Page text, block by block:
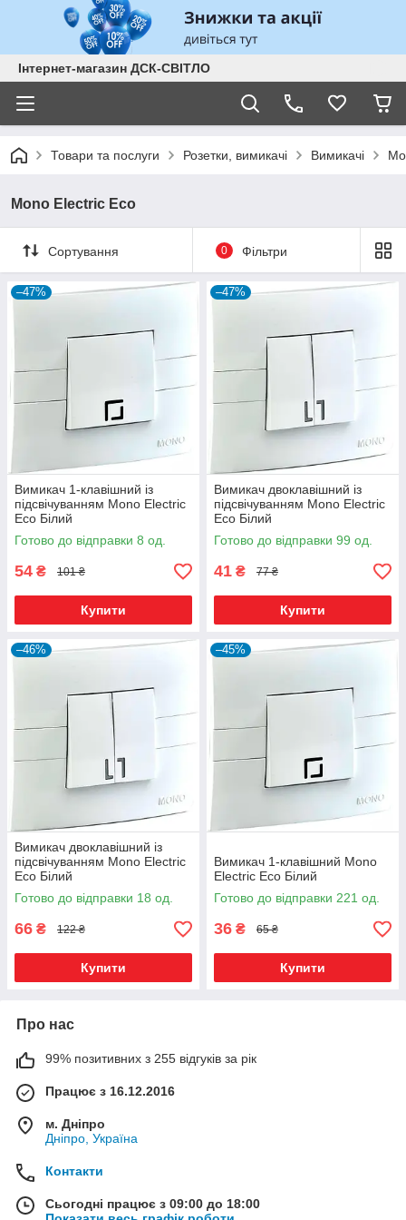
Інтернет-магазин ДСК-СВІТЛО
Товари та послуги Розетки, вимикачі Вимикачі
Mono Electric Eco
Сортування 0 Фільтри
–47%
Вимикач 1-клавішний із
підсвічуванням Mono Electric
Eco Білий
Готово до відправки 8 од.
54 ₴ 101 ₴
Купити
–47%
Вимикач двоклавішний із
підсвічуванням Mono Electric
Eco Білий
Готово до відправки 99 од.
41 ₴ 77 ₴
Купити
–46%
Вимикач двоклавішний із
підсвічуванням Mono Electric
Eco Білий
Готово до відправки 18 од.
66 ₴ 122 ₴
Купити
–45%
Вимикач 1-клавішний Mono
Electric Eco Білий
Готово до відправки 221 од.
36 ₴ 65 ₴
Купити
Про нас
99% позитивних з 255 відгуків за рік
Працює з 16.12.2016
м. Дніпро
Дніпро, Україна
Контакти
Сьогодні працює з 09:00 до 18:00